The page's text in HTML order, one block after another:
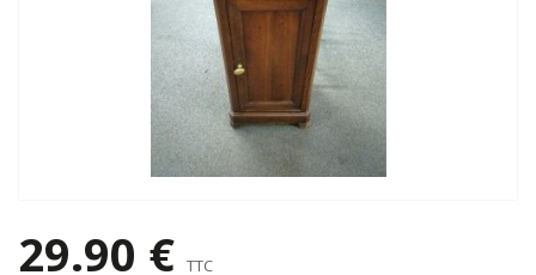
29.90 € TTC